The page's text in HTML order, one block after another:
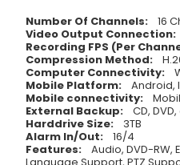
Number Of Channels: 16
Video Output Connection:
Recording FPS (Per
Compression Method:
Computer Connectivity:
Mobile Platform: Android,
Mobile connectivity:
External Backup: CD, DVD,
Harddrive Size: 3TB
Alarm In/Out: 16/4
Features: Audio, DVD-RW,
Language Support, PTZ